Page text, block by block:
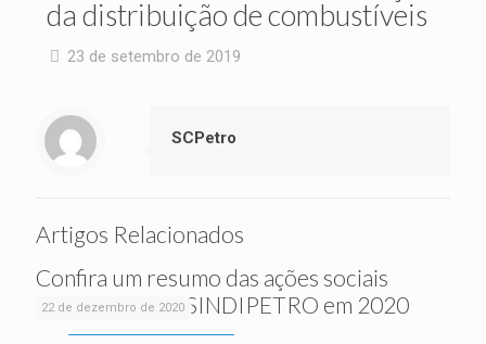
da distribuição de combustíveis
23 de setembro de 2019
SCPetro
Artigos Relacionados
22 de dezembro de 2020
Confira um resumo das ações sociais
realizadas pelo SINDIPETRO em 2020